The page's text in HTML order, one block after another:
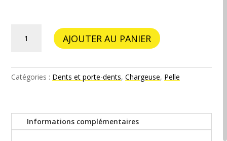
réparation
Ultralok®
ESCO
AJOUTER AU PANIER
Catégories : Dents et porte-dents, Chargeuse, Pelle
Informations complémentaires